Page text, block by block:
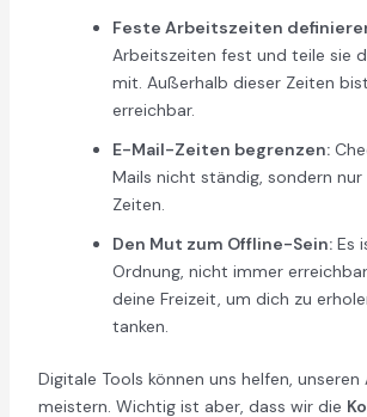
Feste Arbeitszeiten
Arbeitszeiten fest und teile sie
mit. Außerhalb dieser Zeiten
erreichbar.
E-Mail-Zeiten begrenzen:
Mails nicht ständig, sondern
Zeiten.
Den Mut zum Offline-Sein:Es
Ordnung, nicht immer
deine Freizeit, um dich zu
tanken.
Digitale Tools können uns helfen, unseren
meistern. Wichtig ist aber, dass wir die